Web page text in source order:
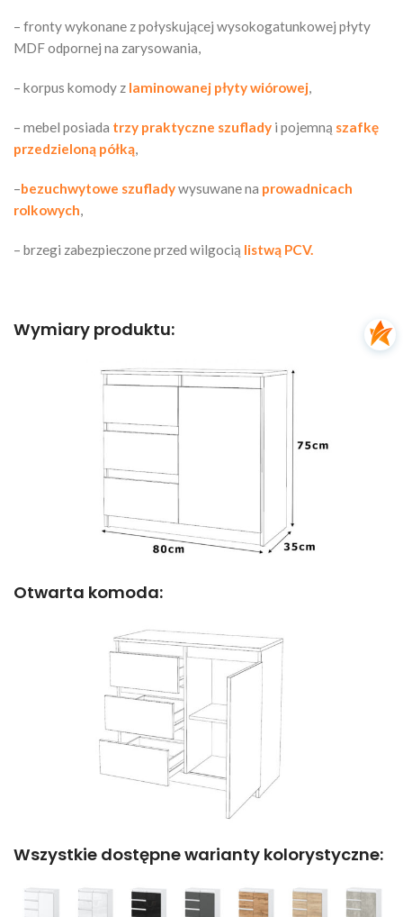
– fronty wykonane z połyskującej wysokogatunkowej płyty
MDF odpornej na zarysowania,
– korpus komody z laminowanej płyty wiórowej,
– mebel posiada trzy praktyczne szuflady i pojemną szafkę
przedzieloną półką,
–bezuchwytowe szufladywysuwane na prowadnicach
rolkowych,
– brzegi zabezpieczone przed wilgocią listwą PCV.
Wymiary produktu:
Otwarta komoda:
Wszystkie dostępne warianty kolorystyczne: